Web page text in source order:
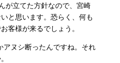
が立てた方針なので、宮崎
と思います。恐らく、何も
客様が来るでしょう。
アヌシ断ったんですね。それ